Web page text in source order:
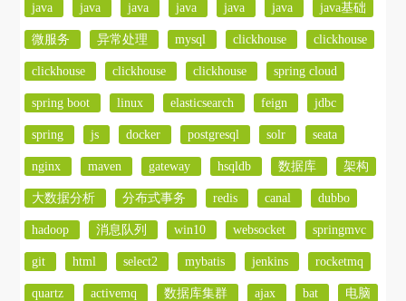
java java java java java java java基础
微服务 异常处理 mysql clickhouse clickhouse
clickhouse clickhouse clickhouse spring cloud
spring boot linux elasticsearch feign jdbc
spring js docker postgresql solr seata
nginx maven gateway hsqldb 数据库 架构
大数据分析 分布式事务 redis canal dubbo
hadoop 消息队列 win10 websocket springmvc
git html select2 mybatis jenkins rocketmq
quartz activemq 数据库集群 ajax bat 电脑